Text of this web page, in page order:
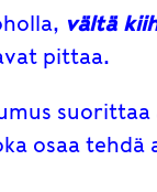
vältä
pittaa.
osaa tehdä